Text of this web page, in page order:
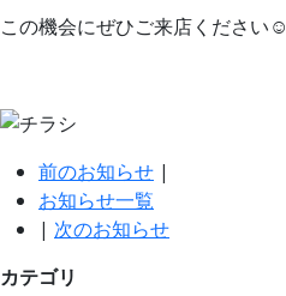
この機会にぜひご来店ください☺
前のお知らせ |
お知らせ一覧
| 次のお知らせ
カテゴリ